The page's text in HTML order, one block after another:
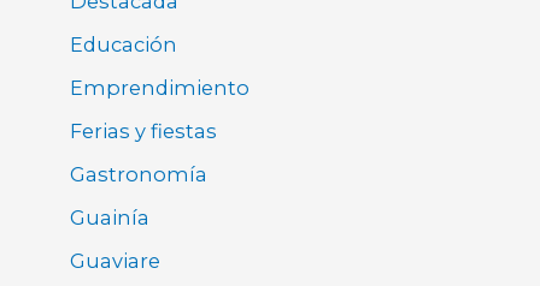
Educación
Emprendimiento
Ferias y fiestas
Gastronomía
Guainía
Guaviare